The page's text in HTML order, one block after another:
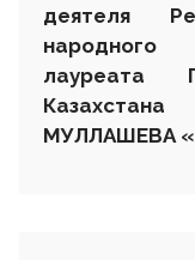
деятеля
народного
лауреата
МУЛЛАШЕВА